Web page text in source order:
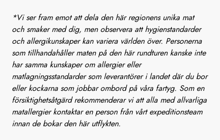
*Vi ser fram emot att dela den här regionens unika mat
och smaker med dig, men observera att hygienstandarder
och allergikunskaper kan variera världen över. Personerna
som tillhandahåller maten på den här rundturen kanske inte
har samma kunskaper om allergier eller
matlagningsstandarder som leverantörer i landet där du bor
eller kockarna som jobbar ombord på våra fartyg. Som en
försiktighetsåtgärd rekommenderar vi att alla med allvarliga
matallergier kontaktar en person från vårt expeditionsteam
innan de bokar den här utflykten.